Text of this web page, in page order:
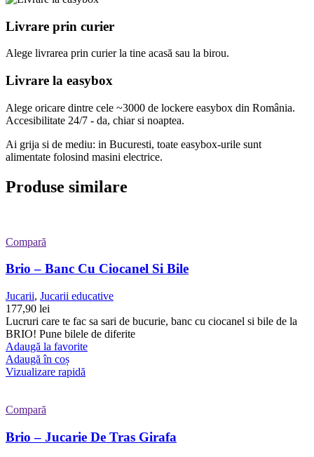
Livrare prin curier
Alege livrarea prin curierla tine acasă sau la birou.
Livrare la easybox
Alege oricare dintre cele ~3000 de lockere easybox din România.
Accesibilitate 24/7 - da, chiar si noaptea.
Ai grija si de mediu: in Bucuresti, toate easybox-urile sunt
alimentate folosind masini electrice.
Produse similare
Compară
Brio – Banc Cu Ciocanel Si Bile
Jucarii, Jucarii educative
177,90 lei
Lucruri care te fac sa sari de bucurie, banc cu ciocanel si bile de la
BRIO! Pune bilele de diferite
Adaugă la favorite
Adaugă în coș
Vizualizare rapidă
Compară
Brio – Jucarie De Tras Girafa